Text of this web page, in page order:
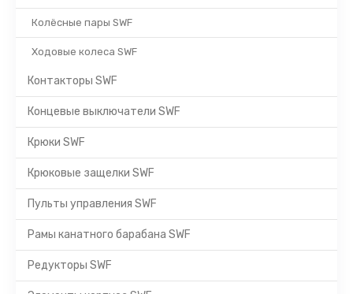
Колёсные пары SWF
Ходовые колеса SWF
Контакторы SWF
Концевые выключатели SWF
Крюки SWF
Крюковые защелки SWF
Пульты управления SWF
Рамы канатного барабана SWF
Редукторы SWF